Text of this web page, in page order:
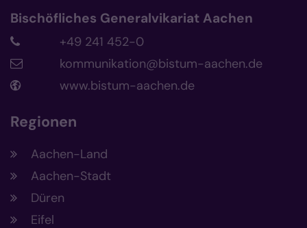
Bischöfliches Generalvikariat Aachen
+49 241 452-0
kommunikation@bistum-aachen.de
www.bistum-aachen.de
Regionen
Aachen-Land
Aachen-Stadt
Düren
Eifel